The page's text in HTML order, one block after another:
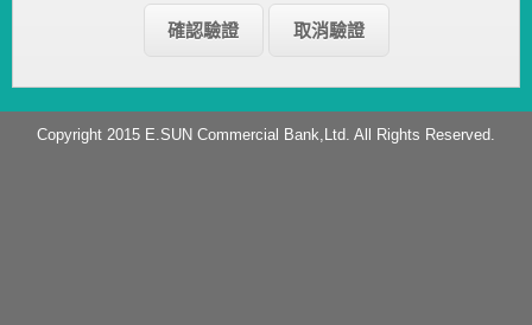
Copyright 2015 E.SUN Commercial Bank,Ltd. All Rights Reserved.